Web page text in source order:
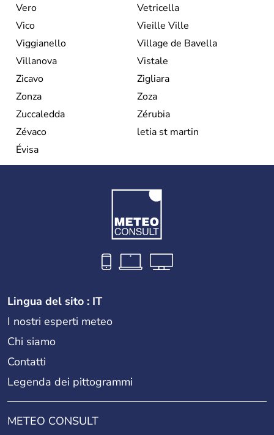
Vero
Vetricella
Vico
Vieille Ville
Viggianello
Village de Bavella
Villanova
Vistale
Zicavo
Zigliara
Zonza
Zoza
Zuccaledda
Zérubia
Zévaco
letia st martin
Évisa
Lingua del sito : IT
I nostri esperti meteo
Chi siamo
Contatti
Legenda dei pittogrammi
METEO CONSULT